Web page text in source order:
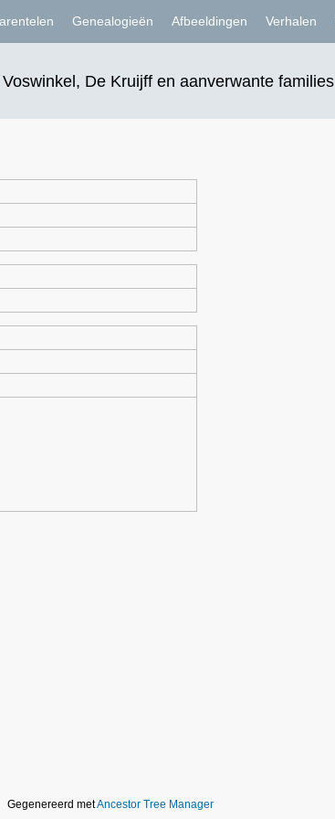
De Kruijff en aanverwante families
Genealogieën Afbeeldingen Verhalen
Gegenereerd metAncestor Tree Manager